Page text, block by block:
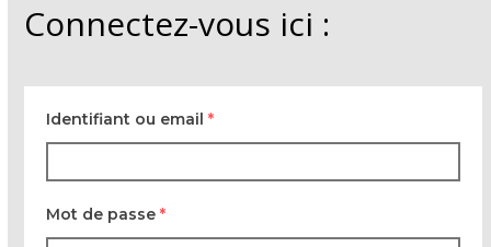
Connectez-vous ici :
Identifiant ou email*
Mot de passe*